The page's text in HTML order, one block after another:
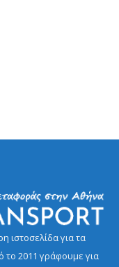
ιστοσελίδα για τα
2011 γράφουμε για